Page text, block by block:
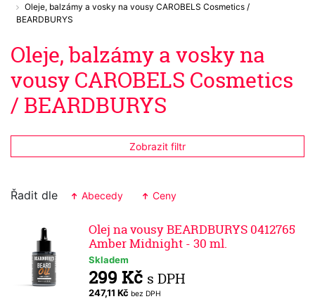
Oleje, balzámy a vosky na vousy CAROBELS Cosmetics /
BEARDBURYS
Oleje, balzámy a vosky na
vousy CAROBELS Cosmetics
/ BEARDBURYS
Zobrazit filtr
Řadit dle Abecedy Ceny
Olej na vousy BEARDBURYS 0412765
Amber Midnight - 30 ml.
Skladem
299 Kč s DPH
247,11 Kč bez DPH